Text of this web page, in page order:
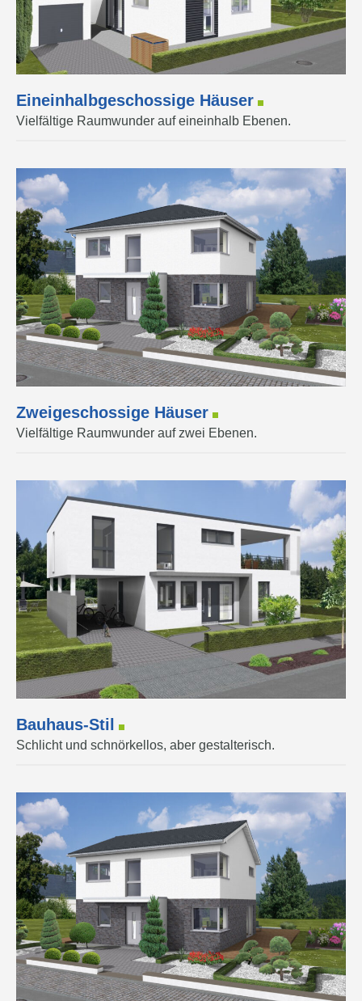
Eineinhalbgeschossige Häuser
Vielfältige Raumwunder auf eineinhalb Ebenen.
Zweigeschossige Häuser
Vielfältige Raumwunder auf zwei Ebenen.
Bauhaus-Stil
Schlicht und schnörkellos, aber gestalterisch.